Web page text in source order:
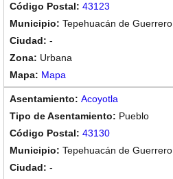
43123
Tepehuacán de Guerrero
-
Urbana
Mapa
Acoyotla
Pueblo
43130
Tepehuacán de Guerrero
-